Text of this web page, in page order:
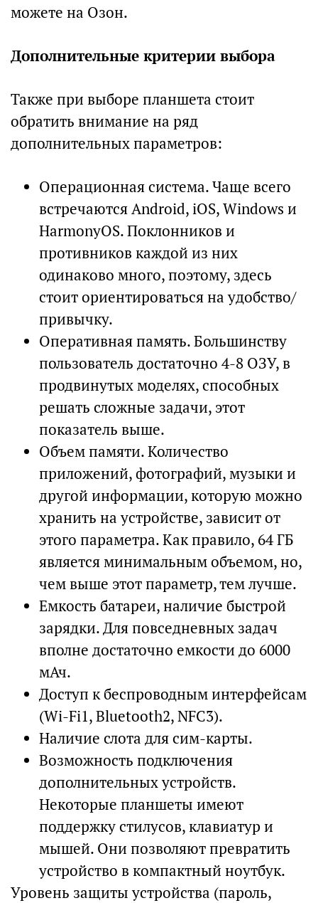
можете на Озон.
Дополнительные критерии выбора
Также при выборе планшета стоит
обратить внимание на ряд
дополнительных параметров:
Операционная система. Чаще всего
встречаются Android, iOS, Windows и
HarmonyOS. Поклонников и
противников каждой из них
одинаково много, поэтому, здесь
стоит ориентироваться на удобство/
привычку.
Оперативная память. Большинству
пользователь достаточно 4-8 ОЗУ, в
продвинутых моделях, способных
решать сложные задачи, этот
показатель выше.
Объем памяти. Количество
приложений, фотографий, музыки и
другой информации, которую можно
хранить на устройстве, зависит от
этого параметра. Как правило, 64 ГБ
является минимальным объемом, но,
чем выше этот параметр, тем лучше.
Емкость батареи, наличие быстрой
зарядки. Для повседневных задач
вполне достаточно емкости до 6000
мАч.
Доступ к беспроводным интерфейсам
(Wi-Fi1, Bluetooth2, NFC3).
Наличие слота для сим-карты.
Возможность подключения
дополнительных устройств.
Некоторые планшеты имеют
поддержку стилусов, клавиатур и
мышей. Они позволяют превратить
устройство в компактный ноутбук.
Уровень защиты устройства (пароль,